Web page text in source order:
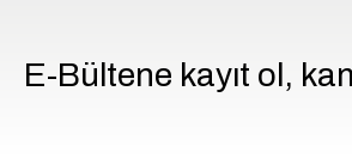
E-Bültene kayıt ol,